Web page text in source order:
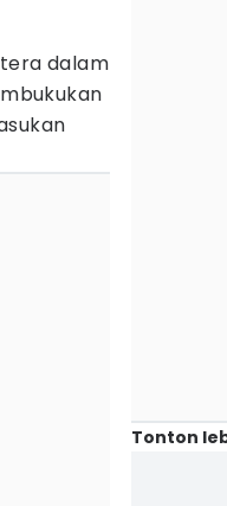
dalam
Tonton